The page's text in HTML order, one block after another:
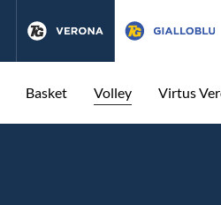
Basket Volley Virtus